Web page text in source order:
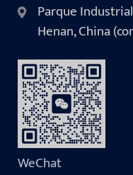
Parque
Henan, China
WeChat